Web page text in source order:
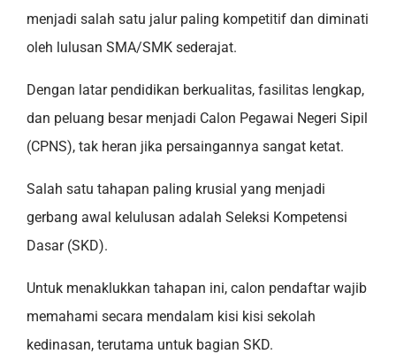
menjadi salah satu jalur paling kompetitif dan diminati
oleh lulusan SMA/SMK sederajat.
Dengan latar pendidikan berkualitas, fasilitas lengkap,
dan peluang besar menjadi Calon Pegawai Negeri Sipil
(CPNS), tak heran jika persaingannya sangat ketat.
Salah satu tahapan paling krusial yang menjadi
gerbang awal kelulusan adalah Seleksi Kompetensi
Dasar (SKD).
Untuk menaklukkan tahapan ini, calon pendaftar wajib
memahami secara mendalam kisi kisi sekolah
kedinasan, terutama untuk bagian SKD.